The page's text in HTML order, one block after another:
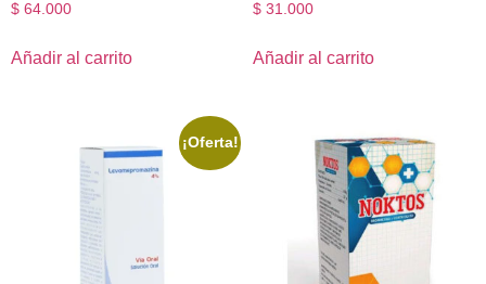
$ 64.000
Añadir al carrito
$31.000
Añadir al carrito
¡Oferta!